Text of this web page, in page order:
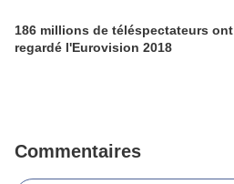
186 millions de téléspectateurs ont
regardé l'Eurovision 2018
Commentaires